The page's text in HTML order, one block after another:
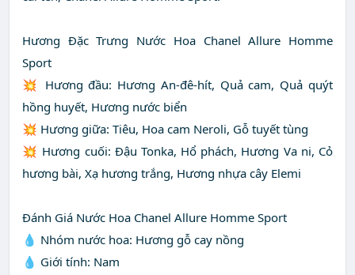
Hương Đặc Trưng Nước Hoa Chanel Allure Homme
Sport
💥 Hương đầu: Hương An-đê-hít, Quả cam, Quả quýt
hồng huyết, Hương nước biển
💥 Hương giữa: Tiêu, Hoa cam Neroli, Gỗ tuyết tùng
💥 Hương cuối: Đậu Tonka, Hổ phách, Hương Va ni, Cỏ
hương bài, Xạ hương trắng, Hương nhựa cây Elemi
Đánh Giá Nước Hoa Chanel Allure Homme Sport
💧 Nhóm nước hoa: Hương gỗ cay nồng
💧 Giới tính: Nam